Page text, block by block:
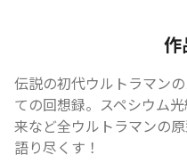
作
伝説の初代ウルトラマン
ての回想録。スペシウム
来など全ウルトラマンの
語り尽くす！